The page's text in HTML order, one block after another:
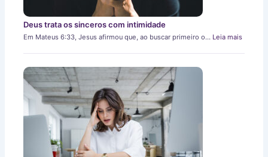
Deus trata os sinceros com intimidade
Em Mateus 6:33, Jesus afirmou que, ao buscar primeiro o… Leia mais